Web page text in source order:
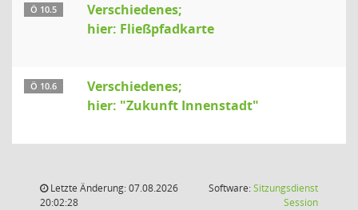
Ö 10.5
Verschiedenes;
hier: Fließpfadkarte
Ö 10.6
Verschiedenes;
hier: "Zukunft Innenstadt"
Letzte Änderung: 07.08.2026
20:02:28
Software:Sitzungsdienst
Session(Wird in